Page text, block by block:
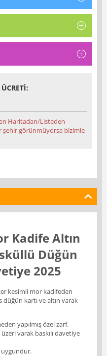
Haritadan/Listeden
şehir görünmüyorsa bizimle
Kadife Altın
Düğün
2025
kesimli mor kadifeden
düğün kartı ve altın varak
yapılmış özel zarf.
varak baskılı davetiye
uygundur.